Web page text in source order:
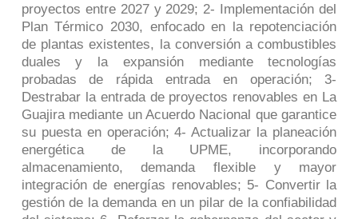
proyectos entre 2027 y 2029; 2- Implementación del
Plan Térmico 2030, enfocado en la repotenciación
de plantas existentes, la conversión a combustibles
duales y la expansión mediante tecnologías
probadas de rápida entrada en operación; 3-
Destrabar la entrada de proyectos renovables en La
Guajira mediante un Acuerdo Nacional que garantice
su puesta en operación; 4- Actualizar la planeación
energética de la UPME, incorporando
almacenamiento, demanda flexible y mayor
integración de energías renovables; 5- Convertir la
gestión de la demanda en un pilar de la confiabilidad